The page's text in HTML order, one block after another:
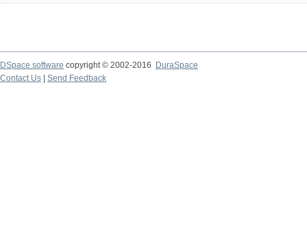
DSpace software copyright © 2002-2016
DuraSpace
Contact Us
Send Feedback